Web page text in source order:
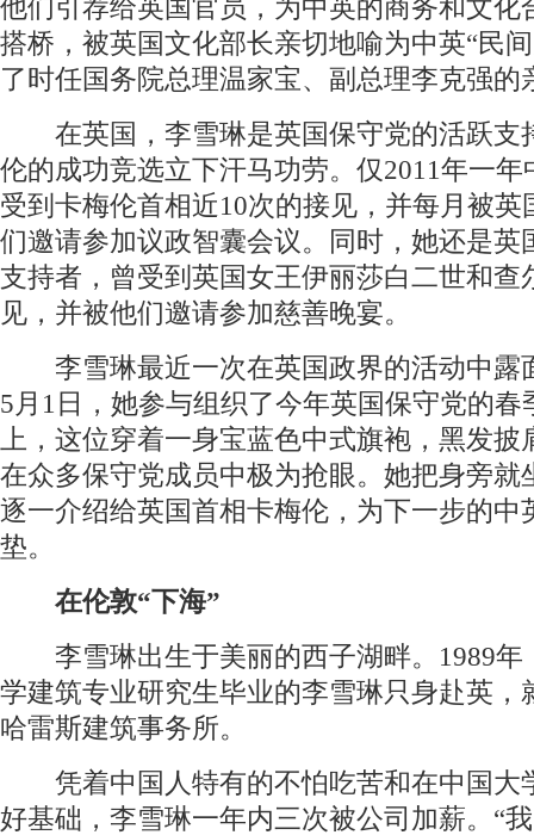
他们引荐给英国官员，为中英的商务和文化
搭桥，被英国文化部长亲切地喻为中英“民
了时任国务院总理温家宝、副总理李克强的
在英国，李雪琳是英国保守党的活跃支
伦的成功竞选立下汗马功劳。仅2011年一年
受到卡梅伦首相近10次的接见，并每月被英
们邀请参加议政智囊会议。同时，她还是英
支持者，曾受到英国女王伊丽莎白二世和查
见，并被他们邀请参加慈善晚宴。
李雪琳最近一次在英国政界的活动中露
5月1日，她参与组织了今年英国保守党的春
上，这位穿着一身宝蓝色中式旗袍，黑发披
在众多保守党成员中极为抢眼。她把身旁就
逐一介绍给英国首相卡梅伦，为下一步的中
垫。
在伦敦“下海”
李雪琳出生于美丽的西子湖畔。1989年
学建筑专业研究生毕业的李雪琳只身赴英，
哈雷斯建筑事务所。
凭着中国人特有的不怕吃苦和在中国大
好基础，李雪琳一年内三次被公司加薪。“